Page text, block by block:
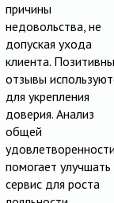
причины
недовольства, не
допуская ухода
клиента.
отзывы
для укрепления
доверия. Анализ
общей
помогает улучшать
сервис для роста